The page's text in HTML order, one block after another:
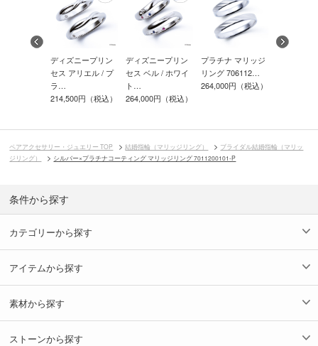
ディズニープリン
セス アリエル / プ
ラ…
214,500円（税込）
ディズニープリン
セス ベル / ホワイ
ト…
264,000円（税込）
プラチナ マリッジ
リング 706112…
264,000円（税込）
ペアアクセサリー・ジュエリー TOP 結婚指輪（マリッジリング）
ブライダル結婚指輪（マリッ
ジリング）
シルバー×プラチナコーティング マリッジリング 7011200101-P
条件から探す
カテゴリーから探す
アイテムから探す
素材から探す
ストーンから探す